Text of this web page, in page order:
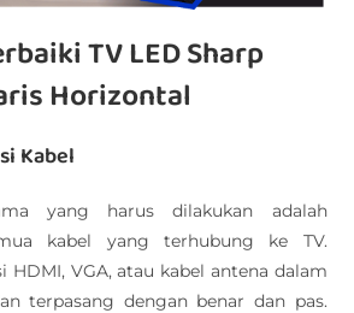
TV LED Sharp
Horizontal
Kabel
yang harus dilakukan adalah
kabel yang terhubung ke TV.
HDMI, VGA, atau kabel antena dalam
terpasang dengan benar dan pas.